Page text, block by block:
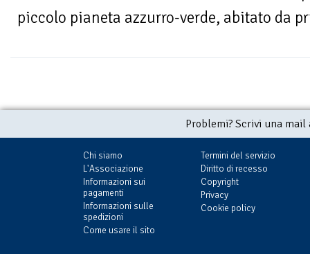
piccolo pianeta azzurro-verde, abitato da
Problemi? Scrivi una
Chi siamo
L'Associazione
Informazioni sui
pagamenti
Informazioni sulle
spedizioni
Come usare il sito
Termini del servizio
Diritto di recesso
Copyright
Privacy
Cookie policy